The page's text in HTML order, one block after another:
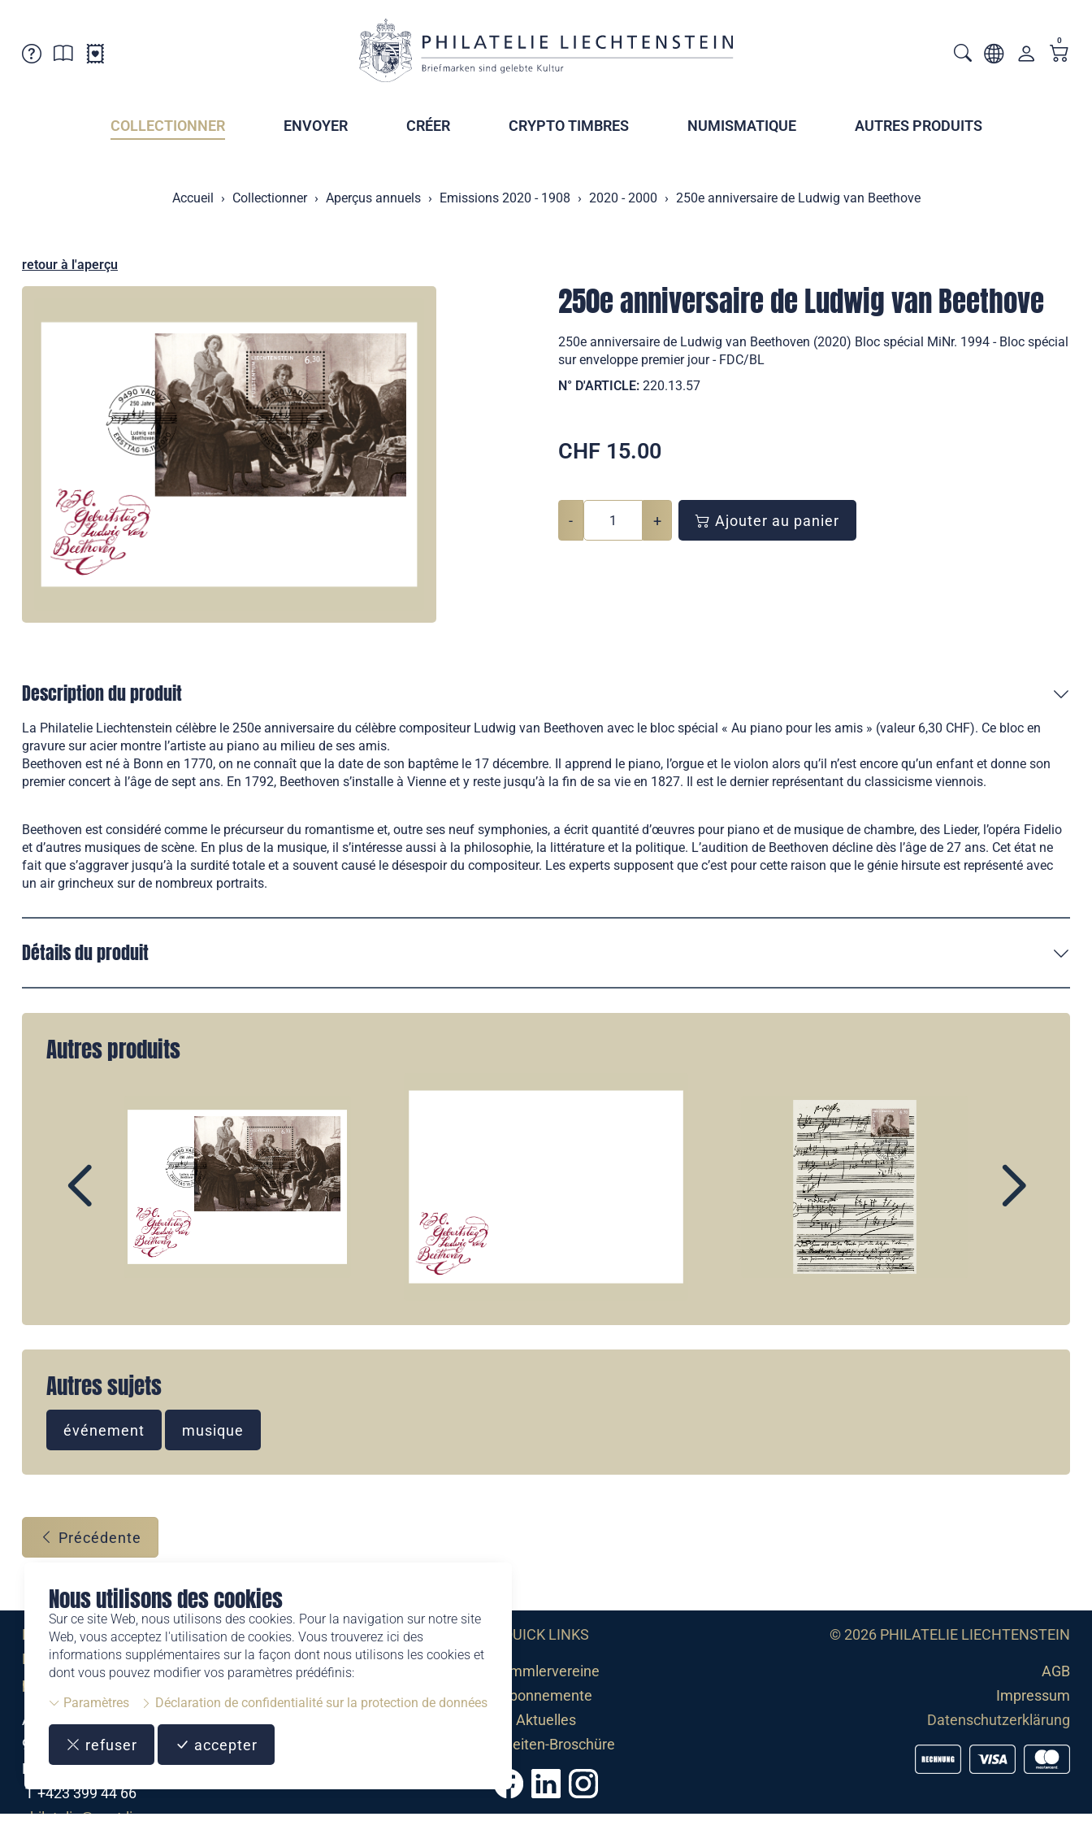
Nous utilisons des cookies
Sur ce site Web, nous utilisons des cookies. Pour la navigation sur notre site
Web, vous acceptez l'utilisation de cookies. Vous trouverez ici des
informations supplémentaires sur la façon dont nous utilisons les cookies et
dont vous pouvez modifier vos paramètres prédéfinis:
Paramètres
Déclaration de confidentialité sur la protection de données
refuser accepter
Points de vente
Sociétés de collectionneurs
Abonnement
Archives des timbrage
0
COLLECTIONNER ENVOYER CRÉER CRYPTO TIMBRES NUMISMATIQUE AUTRES PRODUITS
Accueil Collectionner Aperçus annuels Emissions 2020 - 1908 2020 - 2000 250e anniversaire de Ludwig van Beethove
retour à l'aperçu
250e anniversaire de Ludwig van Beethove
250e anniversaire de Ludwig van Beethoven (2020) Bloc spécial MiNr. 1994 - Bloc spécial
sur enveloppe premier jour - FDC/BL
N° D'ARTICLE: 220.13.57
CHF 15.00
- + Ajouter au panier
Description du produit
La Philatelie Liechtenstein célèbre le 250e anniversaire du célèbre compositeur Ludwig van Beethoven avec le bloc spécial « Au piano pour les amis » (valeur 6,30 CHF). Ce bloc en
gravure sur acier montre l’artiste au piano au milieu de ses amis.
Beethoven est né à Bonn en 1770, on ne connaît que la date de son baptême le 17 décembre. Il apprend le piano, l’orgue et le violon alors qu’il n’est encore qu’un enfant et donne son
premier concert à l’âge de sept ans. En 1792, Beethoven s’installe à Vienne et y reste jusqu’à la fin de sa vie en 1827. Il est le dernier représentant du classicisme viennois.
Beethoven est considéré comme le précurseur du romantisme et, outre ses neuf symphonies, a écrit quantité d’œuvres pour piano et de musique de chambre, des Lieder, l’opéra Fidelio
et d’autres musiques de scène. En plus de la musique, il s’intéresse aussi à la philosophie, la littérature et la politique. L’audition de Beethoven décline dès l’âge de 27 ans. Cet état ne
fait que s’aggraver jusqu’à la surdité totale et a souvent causé le désespoir du compositeur. Les experts supposent que c’est pour cette raison que le génie hirsute est représenté avec
un air grincheux sur de nombreux portraits.
Détails du produit
Autres produits
Autres sujets
événement musique
Précédente
Eine Marke der
Liechtensteinischen Post AG
post.li
Alte Zollstrasse 11
9494 Schaan
Liechtenstein
T +423 399 44 66
philatelie@post.li
QUICK LINKS
Sammlervereine
Abonnemente
Aktuelles
Neuheiten-Broschüre
© 2026 PHILATELIE LIECHTENSTEIN
AGB
Impressum
Datenschutzerklärung